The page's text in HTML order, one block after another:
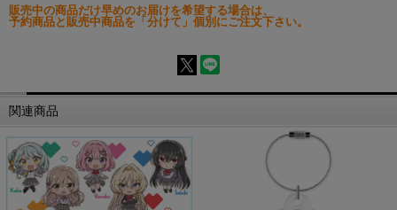
販売中の商品だけ早めのお届けを希望する場合は、
予約商品と販売中商品を「分けて」個別にご注文下さい。
関連商品